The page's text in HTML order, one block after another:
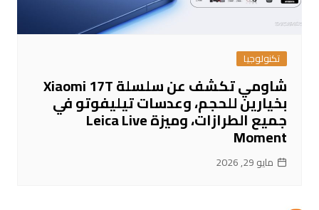
تكنولوجيا
شاومي تكشف عن سلسلة Xiaomi 17T
بخيارين للحجم، وعدسات تيليفوتو في
جميع الطرازات، وميزة Leica Live
Moment
مايو 29, 2026